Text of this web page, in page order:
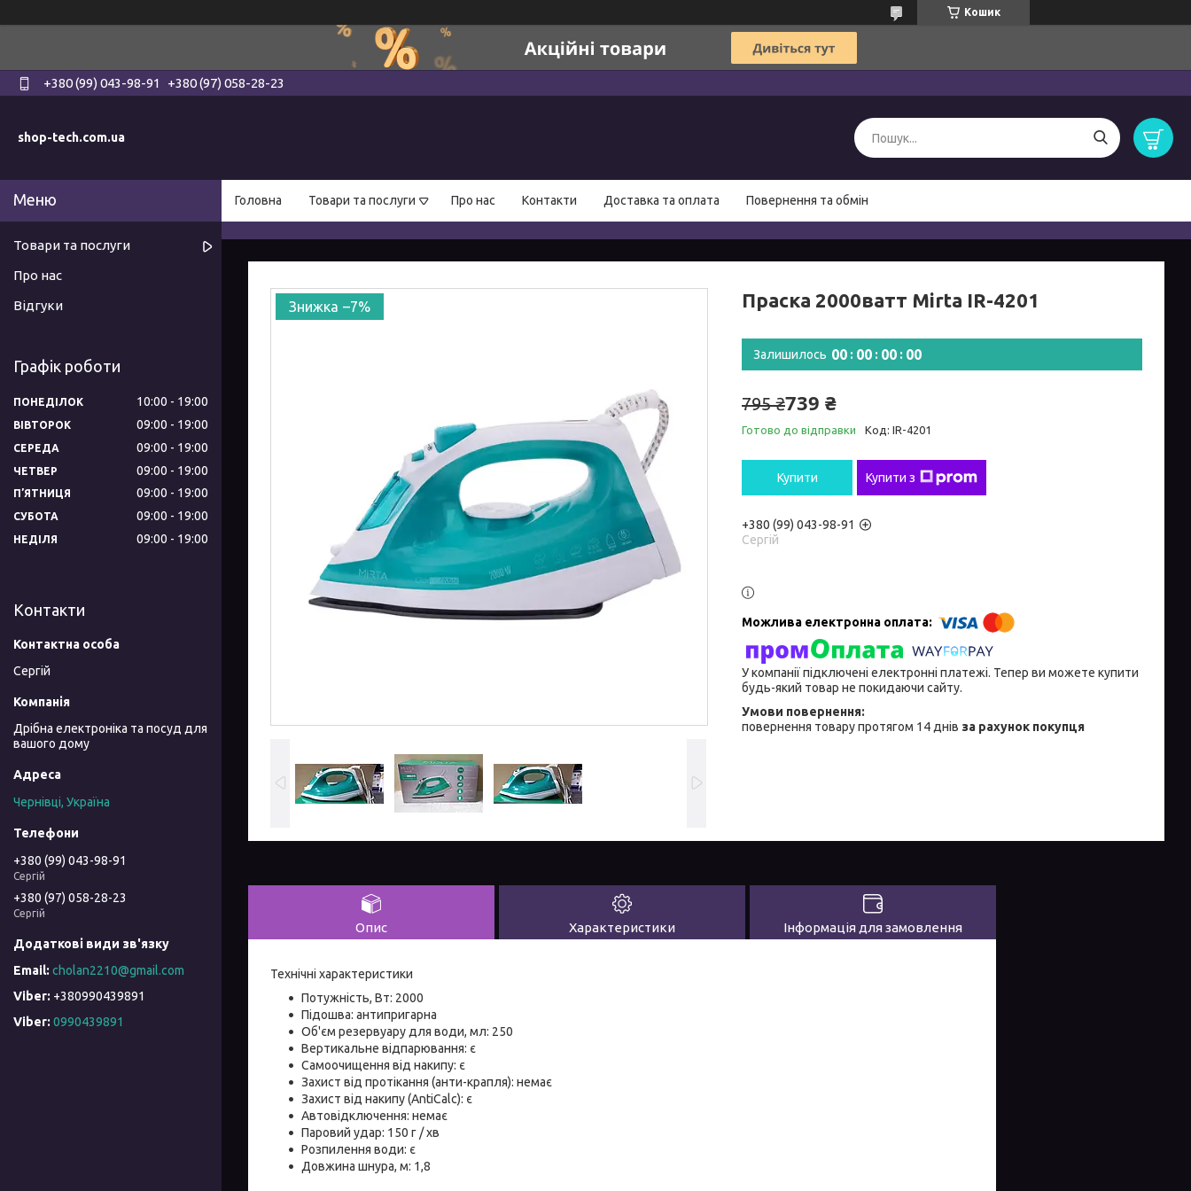
Кошик
+380 (99) 043-98-91 +380 (97) 058-28-23
shop-tech.com.ua
Головна Товари та послуги Про нас Контакти Доставка та оплата Повернення та обмін
–7% Праска 2000ватт Mirta IR-4201
Залишилось 00 00 00 00
795 ₴739 ₴
Готово до відправки Код: IR-4201
Купити Купити з
+380 (99) 043-98-91
Сергій
У компанії підключені електронні платежі. Тепер ви можете купити
будь-який товар не покидаючи сайту.
повернення товару протягом 14 днів за рахунок покупця
Опис Характеристики Інформація для замовлення
Технічні характеристики
Потужність, Вт: 2000
Підошва: антипригарна
Об'єм резервуару для води, мл: 250
Вертикальне відпарювання: є
Самоочищення від накипу: є
Захист від протікання (анти-крапля): немає
Захист від накипу (AntiCalc): є
Автовідключення: немає
Паровий удар: 150 г / хв
Розпилення води: є
Довжина шнура, м: 1,8
Товари та послуги
Про нас
Відгуки
Графік роботи
ПОНЕДІЛОК 10:00 19:00
ВІВТОРОК 09:00 19:00
СЕРЕДА 09:00 19:00
ЧЕТВЕР 09:00 19:00
ПʼЯТНИЦЯ 09:00 19:00
СУБОТА 09:00 19:00
НЕДІЛЯ 09:00 19:00
Контакти
Сергій
Дрібна електроніка та посуд для
вашого дому
Чернівці, Україна
+380 (99) 043-98-91
Сергій
+380 (97) 058-28-23
Сергій
cholan2210@gmail.com
+380990439891
Viber 0990439891